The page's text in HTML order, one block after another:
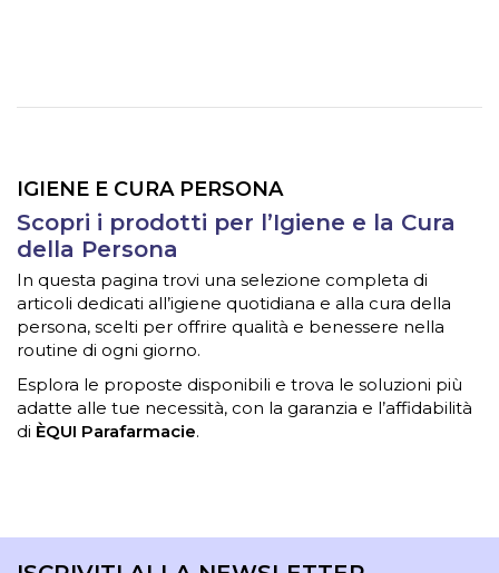
IGIENE E CURA PERSONA
Scopri i prodotti per l’Igiene e la Cura
della Persona
In questa pagina trovi una selezione completa di
articoli dedicati all’igiene quotidiana e alla cura della
persona, scelti per offrire qualità e benessere nella
routine di ogni giorno.
Esplora le proposte disponibili e trova le soluzioni più
adatte alle tue necessità, con la garanzia e l’affidabilità
di ÈQUI Parafarmacie.